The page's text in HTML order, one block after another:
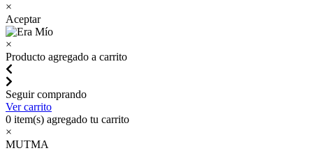
×
Aceptar
×
Producto agregado a carrito
Seguir comprando
Ver carrito
0 item(s) agregado tu carrito
×
MUTMA